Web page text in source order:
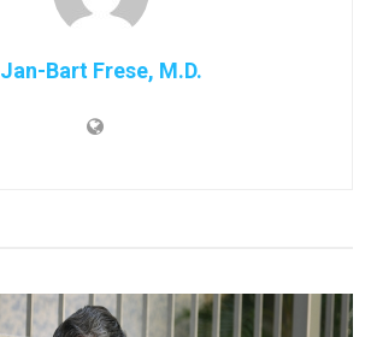
Jan-Bart Frese, M.D.